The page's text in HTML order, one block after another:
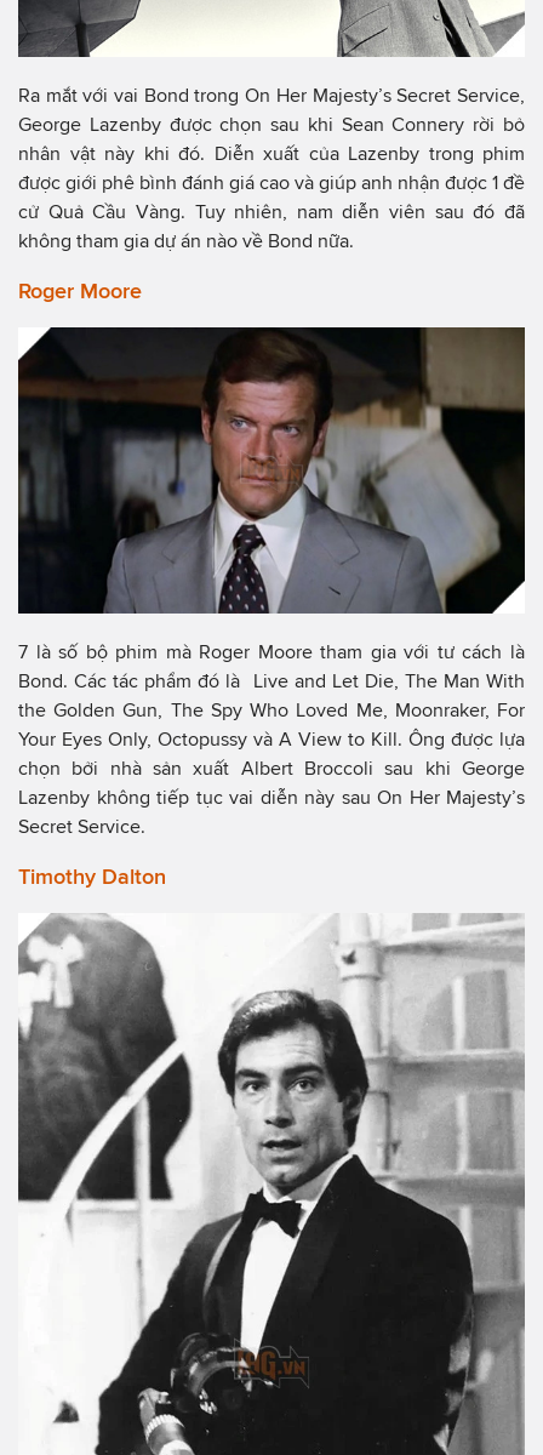
Ra mắt với vai Bond trong On Her Majesty’s Secret Service,
George Lazenby được chọn sau khi Sean Connery rời bỏ
nhân vật này khi đó. Diễn xuất của Lazenby trong phim
được giới phê bình đánh giá cao và giúp anh nhận được 1 đề
cử Quả Cầu Vàng. Tuy nhiên, nam diễn viên sau đó đã
không tham gia dự án nào về Bond nữa.
Roger Moore
7 là số bộ phim mà Roger Moore tham gia với tư cách là
Bond. Các tác phẩm đó là Live and Let Die, The Man With
the Golden Gun, The Spy Who Loved Me, Moonraker, For
Your Eyes Only, Octopussy và A View to Kill. Ông được lựa
chọn bởi nhà sản xuất Albert Broccoli sau khi George
Lazenby không tiếp tục vai diễn này sau On Her Majesty’s
Secret Service.
Timothy Dalton